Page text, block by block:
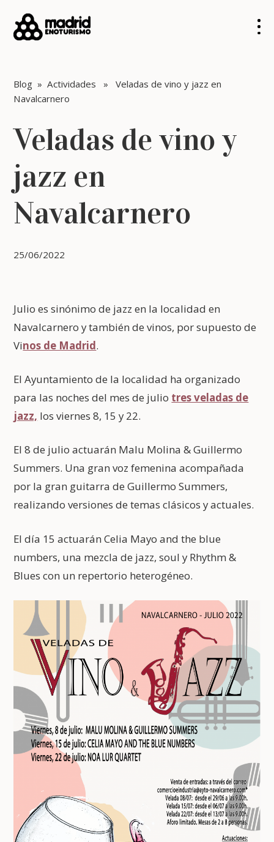
Blog »Actividades » Veladas de vino y jazz en
Navalcarnero
Veladas de vino y
jazz en
Navalcarnero
25/06/2022
Julio es sinónimo de jazz en la localidad en
Navalcarnero y también de vinos, por supuesto de
Vinos de Madrid.
El Ayuntamiento de la localidad ha organizado
para las noches del mes de julio tres veladas de
jazz, los viernes 8, 15 y 22.
El 8 de julio actuarán Malu Molina & Guillermo
Summers. Una gran voz femenina acompañada
por la gran guitarra de Guillermo Summers,
realizando versiones de temas clásicos y actuales.
El día 15 actuarán Celia Mayo and the blue
numbers, una mezcla de jazz, soul y Rhythm &
Blues con un repertorio heterogéneo.